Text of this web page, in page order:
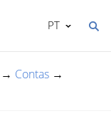
PT
→ Contas →